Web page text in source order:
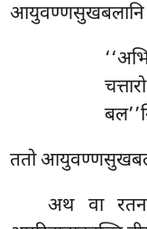
आयुवण्णसुखबलानि
ततो
अथ वा